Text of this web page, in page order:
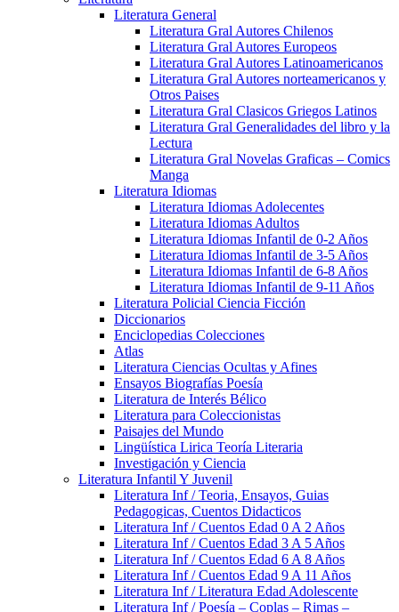
Literatura General
Literatura Gral Autores Chilenos
Literatura Gral Autores Europeos
Literatura Gral Autores Latinoamericanos
Literatura Gral Autores norteamericanos y
Otros Paises
Literatura Gral Clasicos Griegos Latinos
Literatura Gral Generalidades del libro y la
Lectura
Literatura Gral Novelas Graficas – Comics
Manga
Literatura Idiomas
Literatura Idiomas Adolecentes
Literatura Idiomas Adultos
Literatura Idiomas Infantil de 0-2 Años
Literatura Idiomas Infantil de 3-5 Años
Literatura Idiomas Infantil de 6-8 Años
Literatura Idiomas Infantil de 9-11 Años
Literatura Policial Ciencia Ficción
Diccionarios
Enciclopedias Colecciones
Atlas
Literatura Ciencias Ocultas y Afines
Ensayos Biografías Poesía
Literatura de Interés Bélico
Literatura para Coleccionistas
Paisajes del Mundo
Lingüística Lirica Teoría Literaria
Investigación y Ciencia
Literatura Infantil Y Juvenil
Literatura Inf / Teoria, Ensayos, Guias
Pedagogicas, Cuentos Didacticos
Literatura Inf / Cuentos Edad 0 A 2 Años
Literatura Inf / Cuentos Edad 3 A 5 Años
Literatura Inf / Cuentos Edad 6 A 8 Años
Literatura Inf / Cuentos Edad 9 A 11 Años
Literatura Inf / Literatura Edad Adolescente
Literatura Inf / Poesía – Coplas – Rimas –